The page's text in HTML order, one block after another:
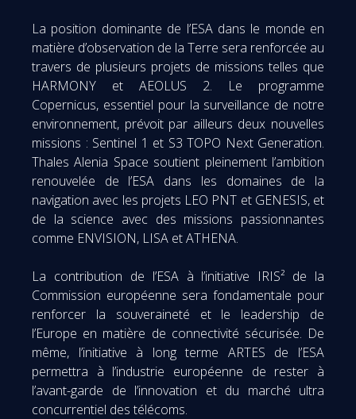
La position dominante de l’ESA dans le monde en
matière d’observation de la Terre sera renforcée au
travers de plusieurs projets de missions telles que
HARMONY et AEOLUS 2. Le programme
Copernicus, essentiel pour la surveillance de notre
environnement, prévoit par ailleurs deux nouvelles
missions : Sentinel 1 et S3 TOPO Next Generation.
Thales Alenia Space soutient pleinement l’ambition
renouvelée de l’ESA dans les domaines de la
navigation avec les projets LEO PNT et GENESIS, et
de la science avec des missions passionnantes
comme ENVISION, LISA et ATHENA.
La contribution de l’ESA à l’initiative IRIS² de la
Commission européenne sera fondamentale pour
renforcer la souveraineté et le leadership de
l’Europe en matière de connectivité sécurisée. De
même, l’initiative à long terme ARTES de l’ESA
permettra à l’industrie européenne de rester à
l’avant-garde de l’innovation et du marché ultra
concurrentiel des télécoms.